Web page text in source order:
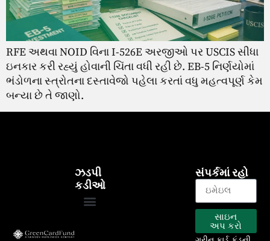
RFE અથવા NOID વિના I-526E અરજીઓ પર USCIS સીધા
ઇનકાર કરી રહ્યું હોવાની ચિંતા વધી રહી છે. EB-5 નિર્ણયોમાં
ભંડોળના સ્ત્રોતના દસ્તાવેજો પહેલા કરતાં વધુ મહત્વપૂર્ણ કેમ
બન્યા છે તે જાણો.
ઝડપી
કડીઓ
સંપર્કમાં રહો
સાઇન
અપ કરો